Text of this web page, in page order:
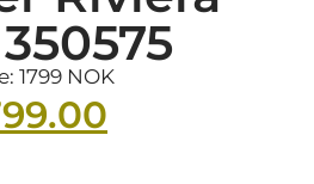
1799 NOK